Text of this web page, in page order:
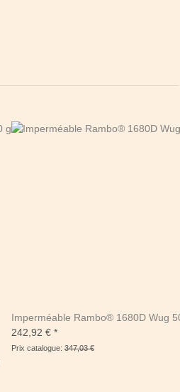
Imperméable Rambo® 1680D Wug
242,92 € *
Prix catalogue: 347,03 €